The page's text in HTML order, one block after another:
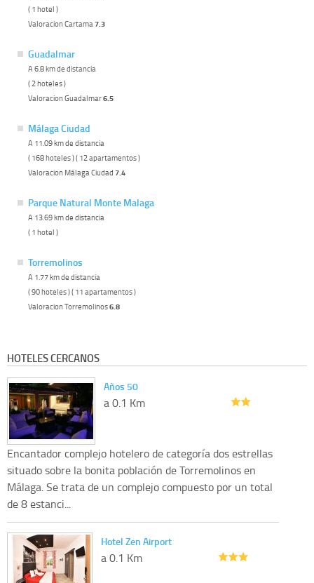
( 1 hotel )
Valoracion Cartama 7.3
Guadalmar
A 6.8 km de distancia
( 2 hoteles )
Valoracion Guadalmar6.5
Málaga Ciudad
A 11.09 km de distancia
( 168 hoteles ) ( 12 apartamentos )
Valoracion Málaga Ciudad 7.4
Parque Natural Monte Malaga
A 13.69 km de distancia
( 1 hotel )
Torremolinos
A 1.77 km de distancia
( 90 hoteles ) ( 11 apartamentos )
Valoracion Torremolinos6.8
HOTELES CERCANOS
Años 50
a 0.1 Km
Encantador complejo hotelero de categoría dos estrellas
situado sobre la bonita población de Torremolinos en
Málaga. Se trata de un complejo compuesto por un total
de 8 estanci...
Hotel Zen Airport
a 0.1 Km